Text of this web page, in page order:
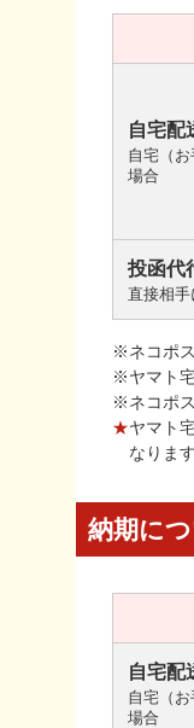
自宅配
自宅（
場合
投函代
直接相手
※ネコポ
※ヤマト
※ネコポ
★ヤマト
なります
納期に
自宅配
自宅（
場合